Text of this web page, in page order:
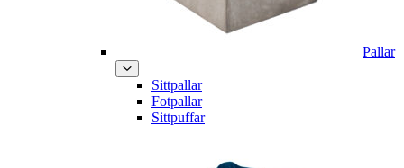
Pallar
Sittpallar
Fotpallar
Sittpuffar